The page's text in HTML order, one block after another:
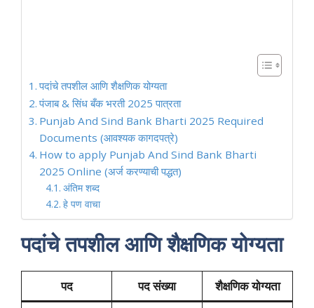
पदांचे तपशील आणि शैक्षणिक योग्यता
पंजाब & सिंध बँक भरती 2025 पात्रता
Punjab And Sind Bank Bharti 2025 Required
Documents (आवश्यक कागदपत्रे)
How to apply Punjab And Sind Bank Bharti
2025 Online (अर्ज करण्याची पद्धत)
अंतिम शब्द
हे पण वाचा
पदांचे तपशील आणि शैक्षणिक योग्यता
पद पद संख्या शैक्षणिक योग्यता